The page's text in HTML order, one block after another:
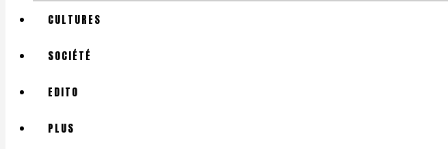
CULTURES
SOCIÉTÉ
EDITO
PLUS